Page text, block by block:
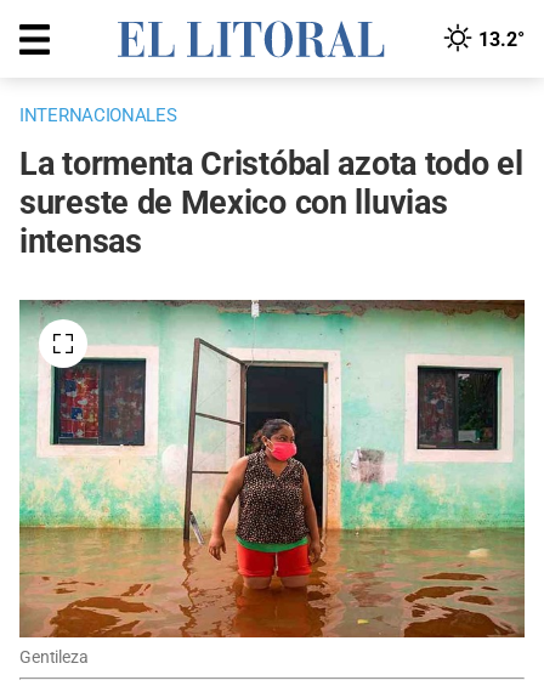
13.2°
INTERNACIONALES
La tormenta Cristóbal azota todo el
sureste de Mexico con lluvias
intensas
Gentileza